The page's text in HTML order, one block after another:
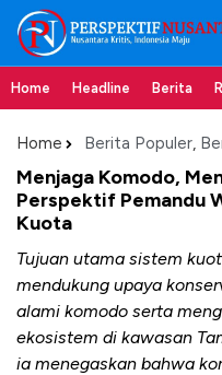
Home Headline Berita
Home Berita Populer,
Menjaga Komodo,
Perspektif Pemandu
Kuota
Tujuan utama sistem
mendukung upaya
alami komodo serta
ekosistem di kawasan
ia menegaskan bahwa